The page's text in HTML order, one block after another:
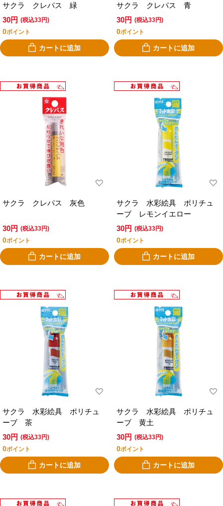
サクラ クレパス 緑
30円 (税込33円)
0ポイント
カートに追加
サクラ クレパス 青
30円 (税込33円)
0ポイント
カートに追加
サクラ クレパス 灰色
30円 (税込33円)
0ポイント
カートに追加
サクラ 水彩絵具 ポリチュ
ーブ レモンイエロー
30円 (税込33円)
0ポイント
カートに追加
サクラ 水彩絵具 ポリチュ
ーブ 茶
30円 (税込33円)
0ポイント
カートに追加
サクラ 水彩絵具 ポリチュ
ーブ 黄土
30円 (税込33円)
0ポイント
カートに追加